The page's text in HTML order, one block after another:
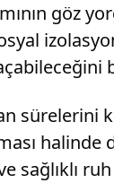
göz
sürelerini
halinde
sağlıklı